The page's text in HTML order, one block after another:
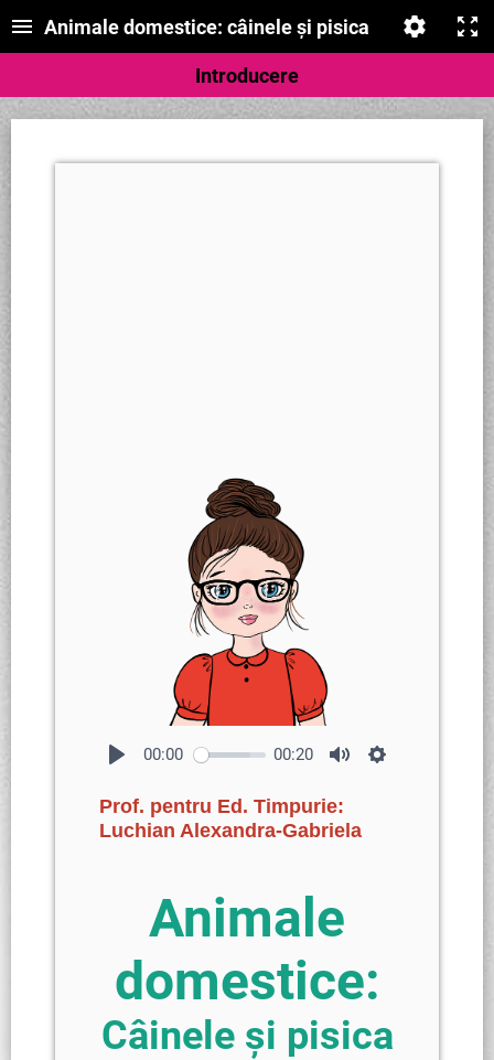
Animale domestice: câinele și pisica
Introducere
00:00 00:20
Prof. pentru Ed. Timpurie:
Luchian Alexandra-Gabriela
Animale
domestice:
Câinele și pisica